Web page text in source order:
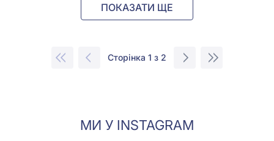
ПОКАЗАТИ ЩЕ
Сторінка 1 з 2
МИ У INSTAGRAM